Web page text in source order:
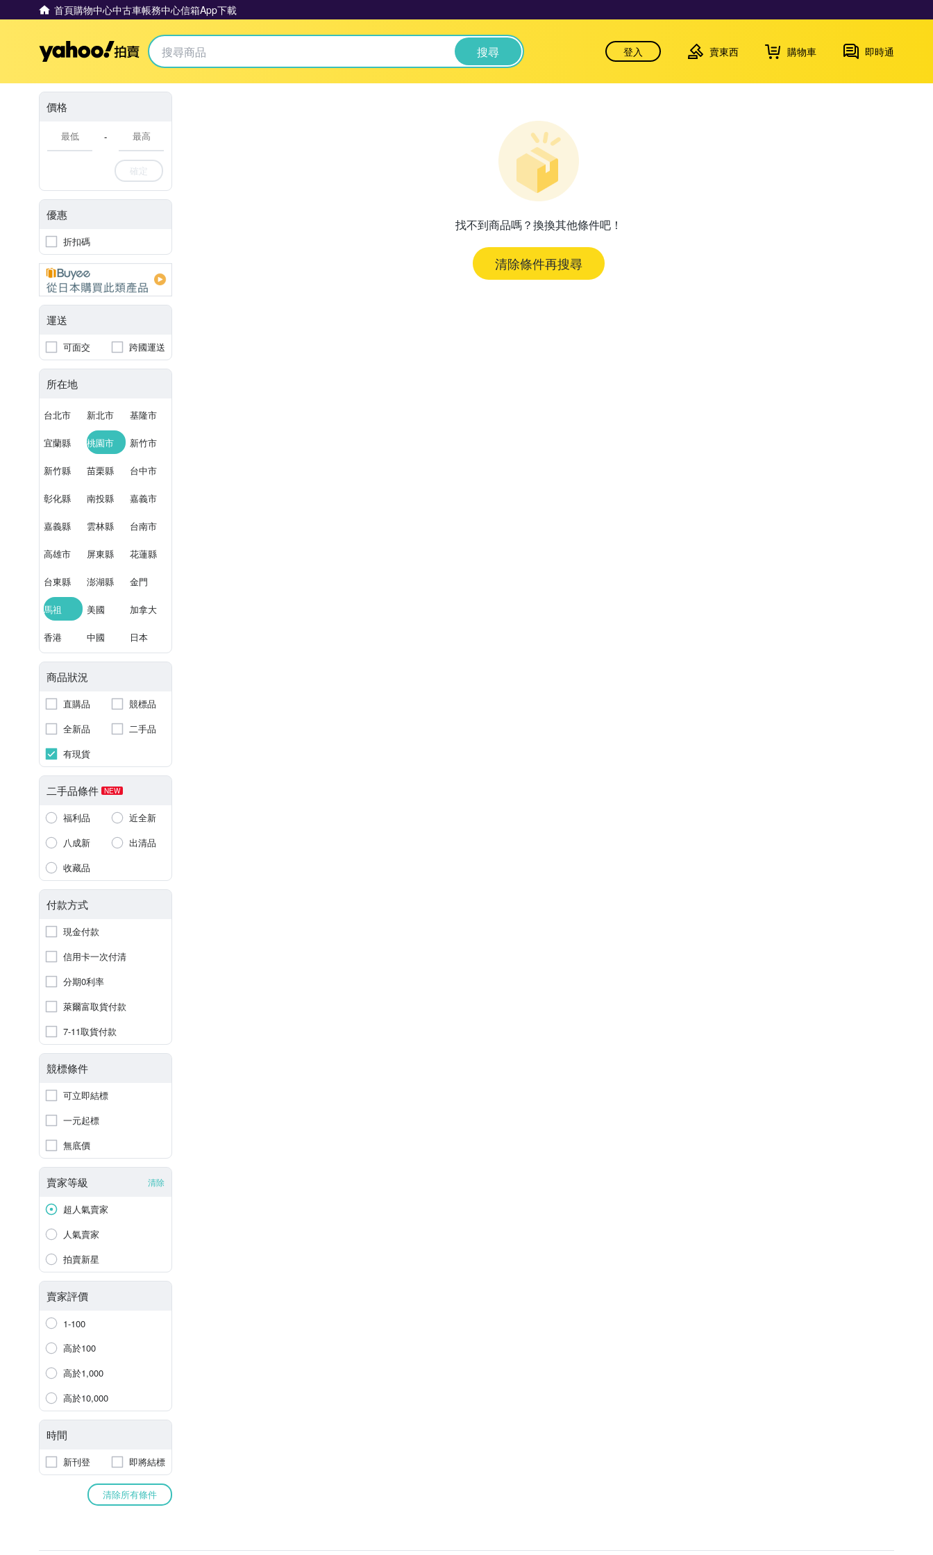
首頁購物中心中古車帳務中心信箱App下載
Yahoo拍賣 搜尋 登入 賣東西 購物車 即時通
價格
-
確定
優惠
折扣碼
運送
可面交 跨國運送
所在地
台北市 新北市 基隆市
宜蘭縣 桃園市 新竹市
新竹縣 苗栗縣 台中市
彰化縣 南投縣 嘉義市
嘉義縣 雲林縣 台南市
高雄市 屏東縣 花蓮縣
台東縣 澎湖縣 金門
馬祖 美國 加拿大
香港 中國 日本
商品狀況
直購品
競標品
全新品
二手品
有現貨
二手品條件 NEW
福利品
近全新
八成新
出清品
收藏品
付款方式
現金付款
信用卡一次付清
分期0利率
萊爾富取貨付款
7-11取貨付款
競標條件
可立即結標
一元起標
無底價
賣家等級 清除
超人氣賣家
人氣賣家
拍賣新星
賣家評價
1-100
高於100
高於1,000
高於10,000
時間
新刊登 即將結標
清除所有條件
找不到商品嗎？換換其他條件吧！
清除條件再搜尋